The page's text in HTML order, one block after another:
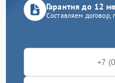
Гарантия до 12
Составляем договор,